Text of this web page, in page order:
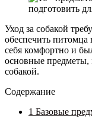
Уход за собакой
обеспечить
себя комфортно и
основные предметы,
собакой.
Содержание
1 Базовые